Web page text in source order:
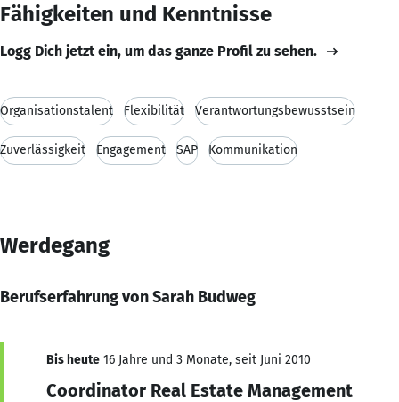
Fähigkeiten und Kenntnisse
Logg Dich jetzt ein, um das ganze Profil zu sehen.
Organisationstalent Flexibilität Verantwortungsbewusstsein
Zuverlässigkeit Engagement SAP Kommunikation
Werdegang
Berufserfahrung von Sarah Budweg
Bis heute 16 Jahre und 3 Monate, seit Juni 2010
Coordinator Real Estate Management